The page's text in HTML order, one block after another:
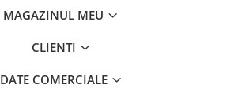
MAGAZINUL MEU
CLIENTI
DATE COMERCIALE